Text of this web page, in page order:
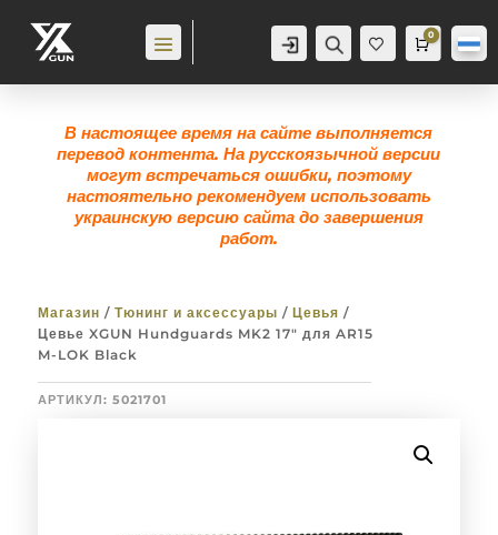
Аккаунт Поиск
Же
лан
Корзина
0
0,0грн
В настоящее время на сайте выполняется
перевод контента. На русскоязычной версии
могут встречаться ошибки, поэтому
настоятельно рекомендуем использовать
украинскую версию сайта до завершения
работ.
Магазин / Тюнинг и аксессуары / Цевья /
Цевье XGUN Hundguards MK2 17″ для AR15
M-LOK Black
АРТИКУЛ: 5021701